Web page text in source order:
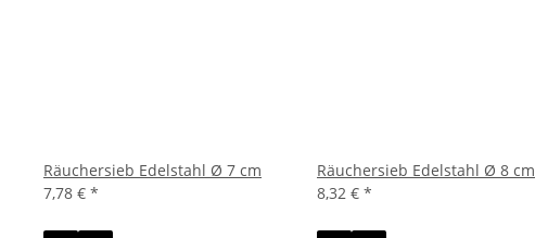
Räuchersieb Edelstahl Ø 7 cm
7,78 € *
Räuchersieb Edelstahl Ø 8 cm
8,32 € *